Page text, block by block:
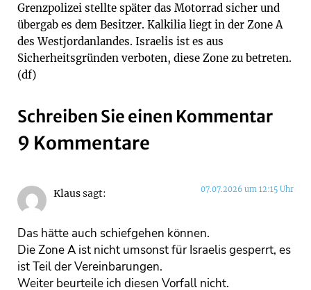
Grenzpolizei stellte später das Motorrad sicher und
übergab es dem Besitzer. Kalkilia liegt in der Zone A
des Westjordanlandes. Israelis ist es aus
Sicherheitsgründen verboten, diese Zone zu betreten.
(df)
Schreiben Sie einen Kommentar
9 Kommentare
Klaussagt: 07.07.2026 um 12:15 Uhr
Das hätte auch schiefgehen können.
Die Zone A ist nicht umsonst für Israelis gesperrt, es
ist Teil der Vereinbarungen.
Weiter beurteile ich diesen Vorfall nicht.